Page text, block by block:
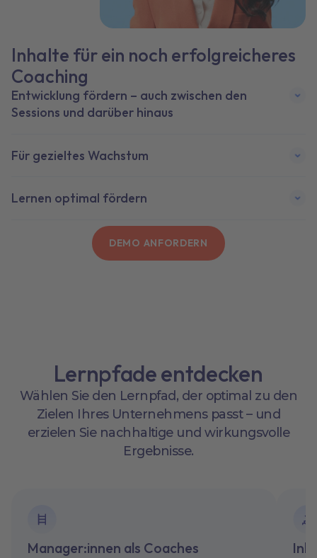
Inhalte für ein noch erfolgreicheres
Coaching
Entwicklung fördern – auch zwischen den
Sessions und darüber hinaus
Für gezieltes Wachstum
Lernen optimal fördern
DEMO ANFORDERN
Lernpfade entdecken
Wählen Sie den Lernpfad, der optimal zu den
Zielen Ihres Unternehmens passt – und
erzielen Sie nachhaltige und wirkungsvolle
Ergebnisse.
Manager:innen als Coaches